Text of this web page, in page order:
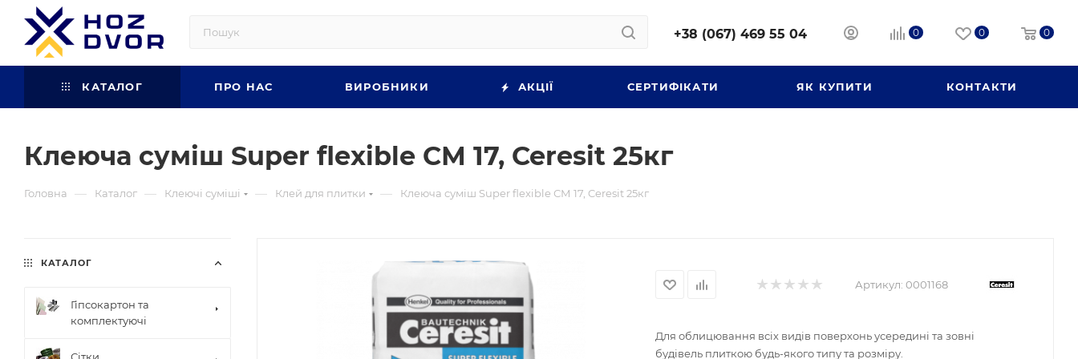
+38 (067) 469 55 04 0 0 0
КАТАЛОГ ПРО НАС ВИРОБНИКИ АКЦІЇ СЕРТИФІКАТИ ЯК КУПИТИ КОНТАКТИ
Клеюча суміш Super flexible СМ 17, Ceresit 25кг
Головна — Каталог — Клеючі суміші — Клей для плитки — Клеюча суміш Super flexible СМ 17, Ceresit 25кг
Артикул: 0001168
Для облицювання всіх видів поверхонь усередині та зовні
будівель плиткою будь-якого типу та розміру.
КАТАЛОГ
Гіпсокартон та
комплектуючі